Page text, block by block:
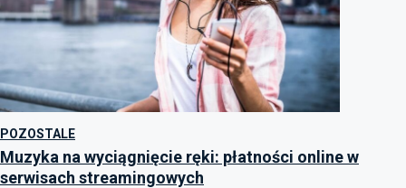
POZOSTALE
Muzyka na wyciągnięcie ręki: płatności online w
serwisach streamingowych